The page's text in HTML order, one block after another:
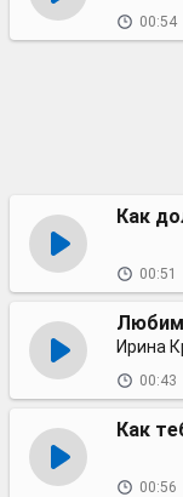
00:54
Как
00:51
Ирина
00:43
Как
00:56